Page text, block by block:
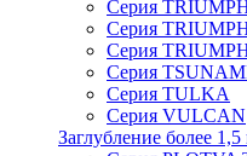
Серия
Серия
Серия
Серия
Серия TULKA
Серия VULCAN
Заглубление более 1,5